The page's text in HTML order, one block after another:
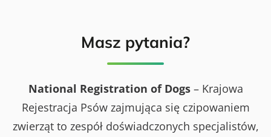
Masz pytania?
National Registration of Dogs– Krajowa
Rejestracja Psów zajmująca się czipowaniem
zwierząt to zespół doświadczonych specjalistów,